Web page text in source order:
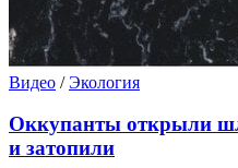
Видео /Экология
Оккупанты открыли
и затопили